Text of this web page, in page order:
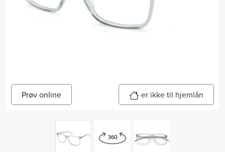
Prøv online er ikke til hjemlån